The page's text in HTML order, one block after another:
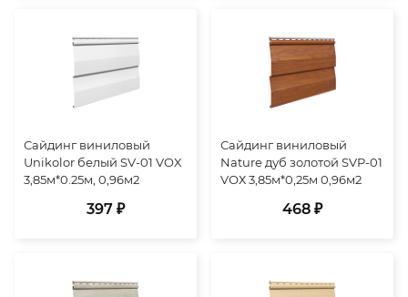
Сайдинг виниловый
Unikolor белый SV-01 VOX
3,85м*0.25м, 0,96м2
397 ₽
Сайдинг виниловый
Nature дуб золотой SVP-01
VОХ 3,85м*0,25м 0,96м2
468 ₽